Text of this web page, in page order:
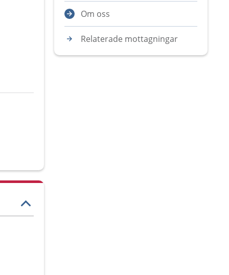
Om oss
Relaterade mottagningar